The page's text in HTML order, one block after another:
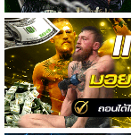
วิเคราะห์
NFL
วิเคราะห์
NBA